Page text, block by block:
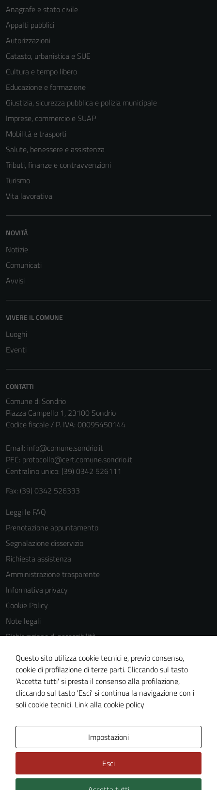
Anagrafe e stato civile
Appalti pubblici
Autorizzazioni
Catasto, urbanistica e SUE
Cultura e tempo libero
Educazione e formazione
Giustizia, sicurezza pubblica e polizia municipale
Imprese, commercio e SUAP
Mobilità e trasporti
Salute, benessere e assistenza
Tributi, finanze e contravvenzioni
Turismo
Vita lavorativa
NOVITÀ
Notizie
Comunicati
Avvisi
VIVERE IL COMUNE
Luoghi
Eventi
CONTATTI
Comune di Sondrio
Piazza Campello 1, 23100 Sondrio
Codice fiscale / P. IVA: 00095450144
Email: info@comune.sondrio.it
PEC: protocollo@cert.comune.sondrio.it
Centralino unico: (39) 0342 526111
Fax: (39) 0342 526333
Leggi le FAQ
Prenotazione appuntamento
Segnalazione disservizio
Richiesta assistenza
Amministrazione trasparente
Informativa privacy
Cookie Policy
Note legali
Dichiarazione di accessibilità
Dichiarazione di accessibilità Servizi
Whistleblowing
Piano di miglioramento del sito
Area riservata
Questo sito utilizza cookie tecnici e, previo consenso,
cookie di profilazione di terze parti. Cliccando sul tasto
'Accetta tutti' si presta il consenso alla profilazione,
cliccando sul tasto 'Esci' si continua la navigazione con i
soli cookie tecnici. Link alla cookie policy
Impostazioni
Esci